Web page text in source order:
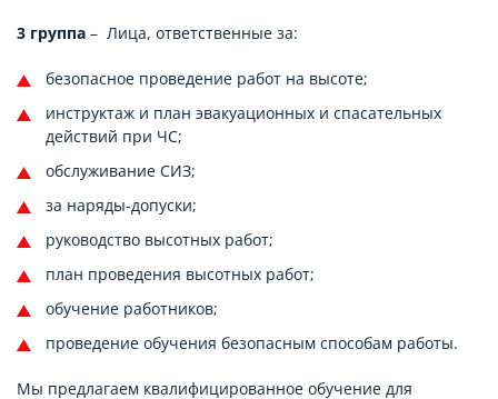
3 группа – Лица, ответственные за:
безопасное проведение работ на высоте;
инструктаж и план эвакуационных и спасательных
действий при ЧС;
обслуживание СИЗ;
за наряды-допуски;
руководство высотных работ;
план проведения высотных работ;
обучение работников;
проведение обучения безопасным способам работы.
Мы предлагаем квалифицированное обучение для